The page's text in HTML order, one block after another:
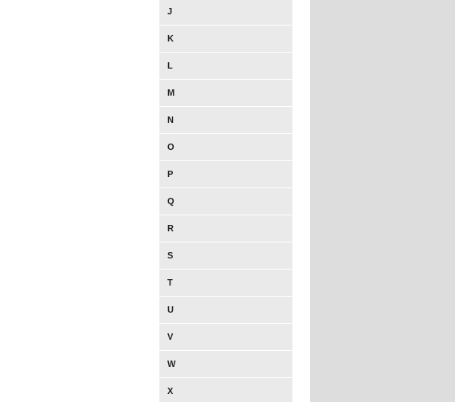
J
K
L
M
N
O
P
Q
R
S
T
U
V
W
X